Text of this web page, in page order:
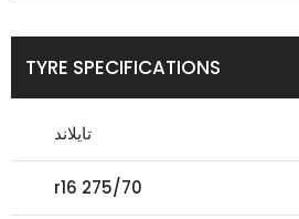
TYRE SPECIFICATIONS
تايلاند
275/70 r16